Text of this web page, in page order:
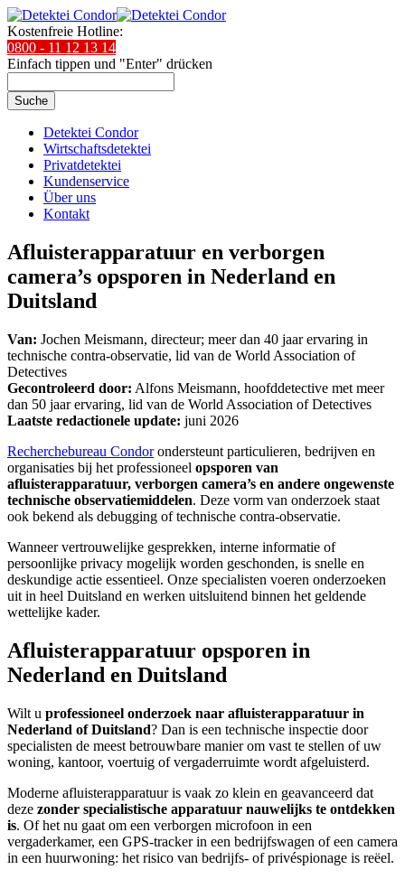
Kostenfreie Hotline:
0800 - 11 12 13 14
Einfach tippen und "Enter" drücken
Suche
Detektei Condor
Wirtschaftsdetektei
Privatdetektei
Kundenservice
Über uns
Kontakt
Afluisterapparatuur en verborgen
camera’s opsporen in Nederland en
Duitsland
Van: Jochen Meismann, directeur; meer dan 40 jaar ervaring in
technische contra-observatie, lid van de World Association of
Detectives
Gecontroleerd door: Alfons Meismann, hoofddetective met meer
dan 50 jaar ervaring, lid van de World Association of Detectives
Laatste redactionele update: juni 2026
Recherchebureau Condorondersteunt particulieren, bedrijven en
organisaties bij het professioneel opsporen van
afluisterapparatuur, verborgen camera’s en andere ongewenste
technische observatiemiddelen. Deze vorm van onderzoek staat
ook bekend als debugging of technische contra-observatie.
Wanneer vertrouwelijke gesprekken, interne informatie of
persoonlijke privacy mogelijk worden geschonden, is snelle en
deskundige actie essentieel. Onze specialisten voeren onderzoeken
uit in heel Duitsland en werken uitsluitend binnen het geldende
wettelijke kader.
Afluisterapparatuur opsporen in
Nederland en Duitsland
Wilt u professioneel onderzoek naar afluisterapparatuur in
Nederland of Duitsland? Dan is een technische inspectie door
specialisten de meest betrouwbare manier om vast te stellen of uw
woning, kantoor, voertuig of vergaderruimte wordt afgeluisterd.
Moderne afluisterapparatuur is vaak zo klein en geavanceerd dat
deze zonder specialistische apparatuur nauwelijks te ontdekken
is. Of het nu gaat om een verborgen microfoon in een
vergaderkamer, een GPS-tracker in een bedrijfswagen of een camera
in een huurwoning: het risico van bedrijfs- of privéspionage is reëel.